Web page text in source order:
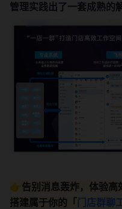
管理实践出了一套成熟的
👉告别消息轰炸，体验高
搭建属于你的「门店群聊